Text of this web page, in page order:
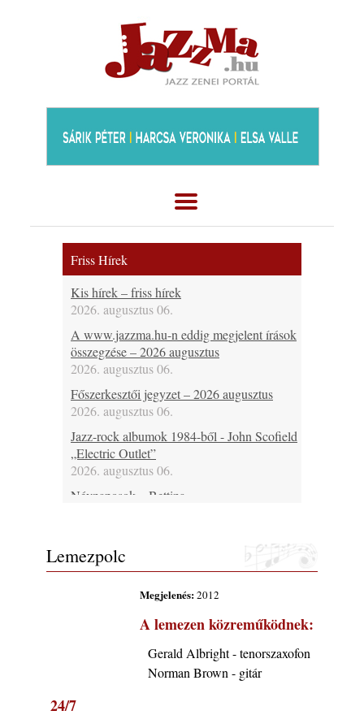
Friss Hírek
Kis hírek – friss hírek
2026. augusztus 06.
A www.jazzma.hu-n eddig megjelent írások
összegzése – 2026 augusztus
2026. augusztus 06.
Főszerkesztői jegyzet – 2026 augusztus
2026. augusztus 06.
Jazz-rock albumok 1984-ből - John Scofield
„Electric Outlet”
2026. augusztus 06.
Névnaposok – Bettina
Bubenyák Zoltán, 46 éves Horváth „Plutó”
József és 60 éves Regina Carter
2026. augusztus 06.
2026. augusztus 06.
Ma 30 éve halt meg Bobby Enriquez
2026. augusztus 06.
Ezen a napon – augusztus 6. (2026)
2026. augusztus 06.
Lemezpolc
Megjelenés:2012
A lemezen közreműködnek:
Gerald Albright - tenorszaxofon
Norman Brown - gitár
24/7